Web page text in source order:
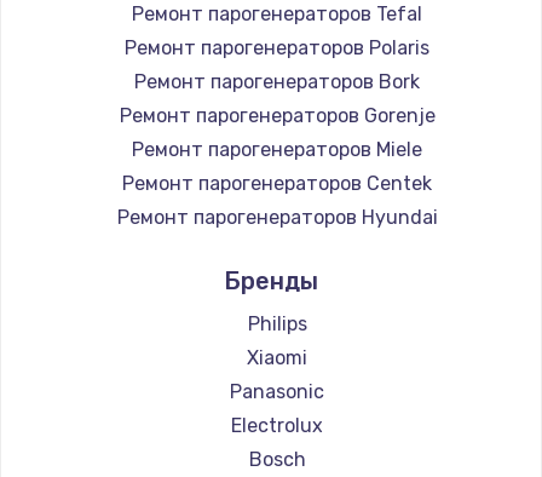
Ремонт парогенераторов Tefal
Ремонт парогенераторов Polaris
Ремонт парогенераторов Bork
Ремонт парогенераторов Gorenje
Ремонт парогенераторов Miele
Ремонт парогенераторов Centek
Ремонт парогенераторов Hyundai
Ремонт парогенераторов DELTA
Ремонт парогенераторов Silter
Ремонт парогенераторов Chayka
Ремонт парогенераторов Beko
Ремонт парогенераторов Vivitek
Ремонт парогенераторов RED solution
Бренды
Philips
Xiaomi
Panasonic
Electrolux
Bosch